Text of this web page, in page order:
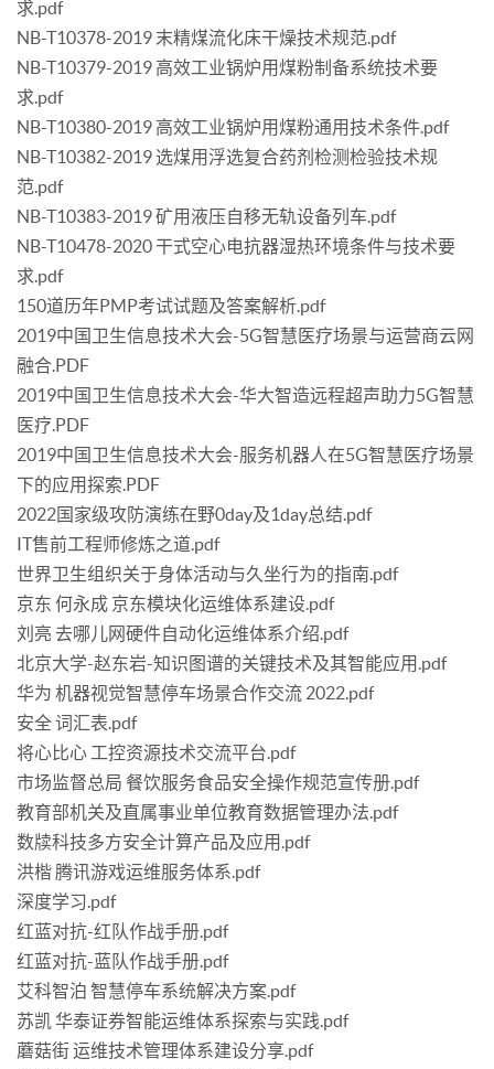
求.pdf
NB-T10378-2019 末精煤流化床干燥技术规范.pdf
NB-T10379-2019 高效工业锅炉用煤粉制备系统技术要
求.pdf
NB-T10380-2019 高效工业锅炉用煤粉通用技术条件.pdf
NB-T10382-2019 选煤用浮选复合药剂检测检验技术规
范.pdf
NB-T10383-2019 矿用液压自移无轨设备列车.pdf
NB-T10478-2020 干式空心电抗器湿热环境条件与技术要
求.pdf
150道历年PMP考试试题及答案解析.pdf
2019中国卫生信息技术大会-5G智慧医疗场景与运营商云网
融合.PDF
2019中国卫生信息技术大会-华大智造远程超声助力5G智慧
医疗.PDF
2019中国卫生信息技术大会-服务机器人在5G智慧医疗场景
下的应用探索.PDF
2022国家级攻防演练在野0day及1day总结.pdf
IT售前工程师修炼之道.pdf
世界卫生组织关于身体活动与久坐行为的指南.pdf
京东 何永成 京东模块化运维体系建设.pdf
刘亮 去哪儿网硬件自动化运维体系介绍.pdf
北京大学-赵东岩-知识图谱的关键技术及其智能应用.pdf
华为 机器视觉智慧停车场景合作交流 2022.pdf
安全 词汇表.pdf
将心比心 工控资源技术交流平台.pdf
市场监督总局 餐饮服务食品安全操作规范宣传册.pdf
教育部机关及直属事业单位教育数据管理办法.pdf
数牍科技多方安全计算产品及应用.pdf
洪楷 腾讯游戏运维服务体系.pdf
深度学习.pdf
红蓝对抗-红队作战手册.pdf
红蓝对抗-蓝队作战手册.pdf
艾科智泊 智慧停车系统解决方案.pdf
苏凯 华泰证券智能运维体系探索与实践.pdf
蘑菇街 运维技术管理体系建设分享.pdf